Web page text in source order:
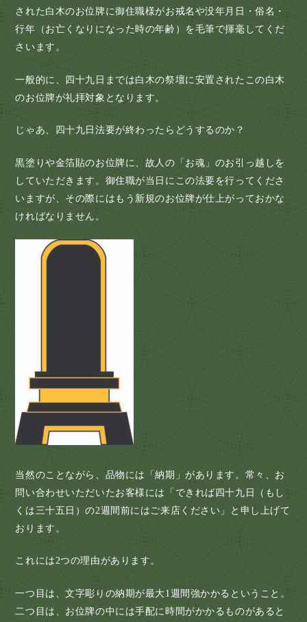
された白木のお位牌に御住職様がお戒名や没年月日・俗名・
行年（お亡くなりになった時の年齢）を毛筆で揮毫してくだ
さいます。
一般的に、四十九日までは白木の祭壇に安置されたこの白木
のお位牌が礼拝対象となります。
じゃあ、四十九日法要が終わったらどうするのか？
黒塗りや金箔貼のお位牌に、故人の「お魂」のお引っ越しを
していただきます。御住職が当日にこの法要を行ってくださ
いますが、その際にはもう新規のお位牌が仕上がっておかな
ければなりません。
当然のことながら、品物には「納期」があります。常々、お
問い合わせいただいたお客様には「できれば四十九日（もし
くは三十五日）の2週間前にはご来店ください」と申し上げて
おります。
これには2つの理由があります。
一つ目は、文字彫りの納期が最大1週間強かかるということ。
二つ目は、お位牌の中には手配に時間がかかるものがあると